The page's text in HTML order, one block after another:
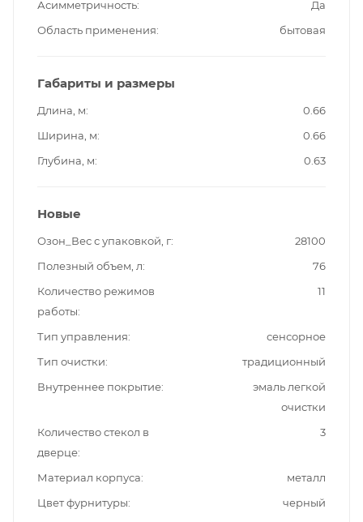
Асимметричность
Да
Область применения
бытовая
Габариты и размеры
Длина, м
0.66
Ширина, м
0.66
Глубина, м
0.63
Новые
Озон_Вес с упаковкой, г
28100
Полезный объем, л
76
Количество режимов
работы
11
Тип управления
сенсорное
Тип очистки
традиционный
Внутреннее покрытие
эмаль легкой
очистки
Количество стекол в
дверце
3
Материал корпуса
металл
Цвет фурнитуры
черный